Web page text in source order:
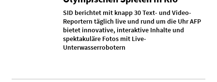
SID berichtet mit knapp 30 Text- und Video-
Reportern täglich live und rund um die Uhr AFP
bietet innovative, interaktive Inhalte und
spektakuläre Fotos mit Live-
Unterwasserrobotern